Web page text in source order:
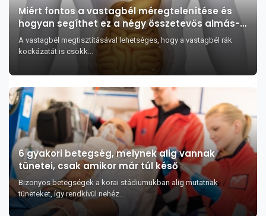
Miért fontos a vastagbél méregtelenítése és
hogyan segíthet ez a négy összetevős almás-
mézes keverék
A vastagbél megtisztításával lehetséges, hogy a vastagbél rák
kockázatát is csökk...
6 gyakori betegség, melynek alig vannak
tünetei, csak amikor már túl késő
Bizonyos betegségek a korai stádiumukban alig mutatnak
tüneteket, így rendkívül nehéz...